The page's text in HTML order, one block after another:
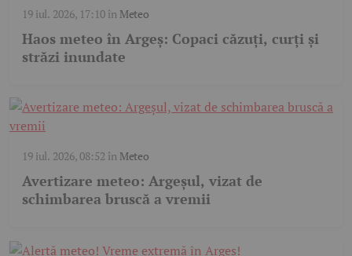
19 iul. 2026, 17:10în Meteo
Haos meteo în Argeș: Copaci căzuți, curți și
străzi inundate
19 iul. 2026, 08:52 în Meteo
Avertizare meteo: Argeșul, vizat de
schimbarea bruscă a vremii